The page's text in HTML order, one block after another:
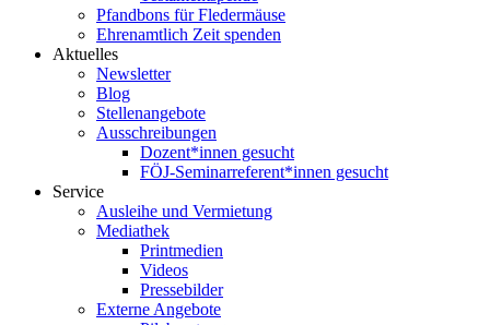
Pfandbons für Fledermäuse
Ehrenamtlich Zeit spenden
Aktuelles
Newsletter
Blog
Stellenangebote
Ausschreibungen
Dozent*innen gesucht
FÖJ-Seminarreferent*innen gesucht
Service
Ausleihe und Vermietung
Mediathek
Printmedien
Videos
Pressebilder
Externe Angebote